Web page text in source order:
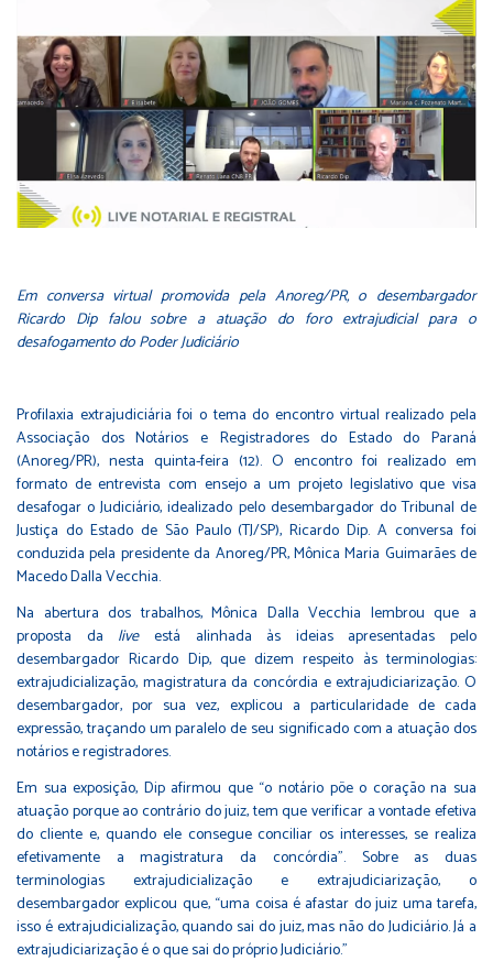
Em conversa virtual promovida pela Anoreg/PR, o desembargador
Ricardo Dip falou sobre a atuação do foro extrajudicial para o
desafogamento do Poder Judiciário
Profilaxia extrajudiciária foi o tema do encontro virtual realizado pela
Associação dos Notários e Registradores do Estado do Paraná
(Anoreg/PR), nesta quinta-feira (12). O encontro foi realizado em
formato de entrevista com ensejo a um projeto legislativo que visa
desafogar o Judiciário, idealizado pelo desembargador do Tribunal de
Justiça do Estado de São Paulo (TJ/SP), Ricardo Dip. A conversa foi
conduzida pela presidente da Anoreg/PR, Mônica Maria Guimarães de
Macedo Dalla Vecchia.
Na abertura dos trabalhos, Mônica Dalla Vecchia lembrou que a
proposta da liveestá alinhada às ideias apresentadas pelo
desembargador Ricardo Dip, que dizem respeito às terminologias:
extrajudicialização, magistratura da concórdia e extrajudiciarização. O
desembargador, por sua vez, explicou a particularidade de cada
expressão, traçando um paralelo de seu significado com a atuação dos
notários e registradores.
Em sua exposição, Dip afirmou que “o notário põe o coração na sua
atuação porque ao contrário do juiz, tem que verificar a vontade efetiva
do cliente e, quando ele consegue conciliar os interesses, se realiza
efetivamente a magistratura da concórdia”. Sobre as duas
terminologias extrajudicialização e extrajudiciarização, o
desembargador explicou que, “uma coisa é afastar do juiz uma tarefa,
isso é extrajudicialização, quando sai do juiz, mas não do Judiciário. Já a
extrajudiciarização é o que sai do próprio Judiciário.”